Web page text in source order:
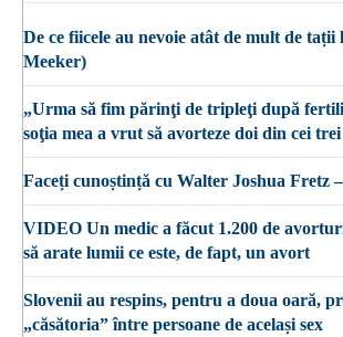
De ce fiicele au nevoie atât de mult de
Meeker)
„Urma să fim părinţi de tripleţi după
soţia mea a vrut să avorteze doi din cei
Faceți cunoștință cu Walter Joshua Fretz
VIDEO Un medic a făcut 1.200 de
să arate lumii ce este, de fapt, un avort
Slovenii au respins, pentru a doua oară,
„căsătoria” între persoane de același sex